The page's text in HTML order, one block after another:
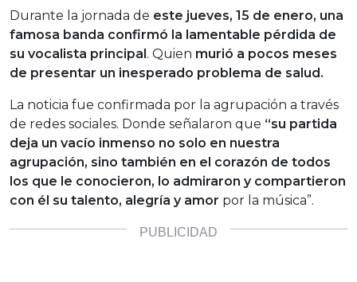
Durante la jornada de este jueves, 15 de enero, una
famosa banda confirmó la lamentable pérdida de
su vocalista principal . Quien murió a pocos meses
de presentar un inesperado problema de salud.
La noticia fue confirmada por la agrupación a través
de redes sociales. Donde señalaron que “su partida
deja un vacío inmenso no solo en nuestra
agrupación, sino también en el corazón de todos
los que le conocieron, lo admiraron y compartieron
con él su talento, alegría y amor por la música”.